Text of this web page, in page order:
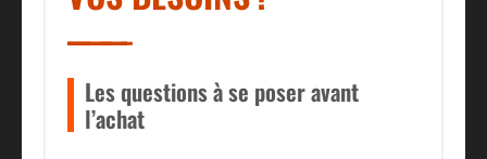
Les questions à se poser avant
l’achat